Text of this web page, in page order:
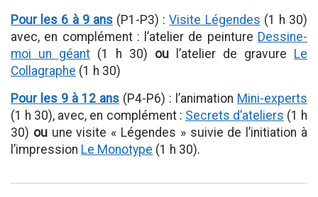
Pour les 6 à 9 ans(P1-P3) :Visite Légendes (1 h 30)
avec, en complément : l’atelier de peinture Dessine-
moi un géant (1 h 30) ou l’atelier de gravure Le
Collagraphe (1 h 30)
Pour les 9 à 12 ans (P4-P6) : l’animation Mini-experts
(1 h 30), avec, en complément : Secrets d’ateliers (1 h
30) ouune visite « Légendes » suivie de l’initiation à
l’impression Le Monotype (1 h 30).